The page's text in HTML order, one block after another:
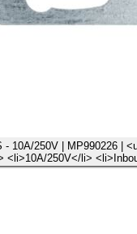
- 10A/250V | MP990226 |
<li>10A/250V</li>